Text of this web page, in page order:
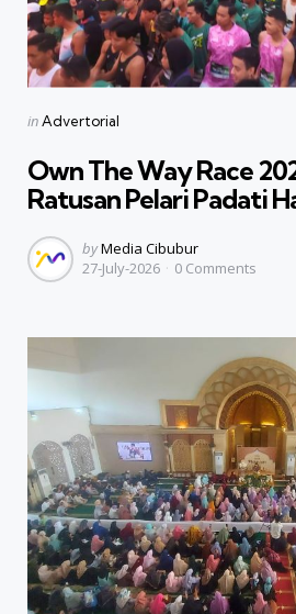
Categories
Posted
inAdvertorial
Own The Way Race
Ratusan Pelari Padati
Posted
by
byMedia Cibubur
27-July-2026
0 Comments